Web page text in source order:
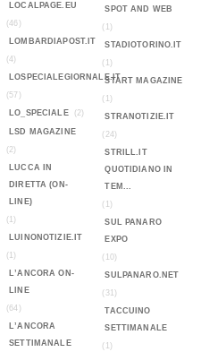
LOCALPAGE.EU
(46)
LOMBARDIAPOST.IT
(4)
LOSPECIALEGIORNALE.IT
(57)
LO_SPECIALE
(2)
LSD MAGAZINE
(2)
LUCCA IN
DIRETTA (ON-
LINE)
(1)
LUINONOTIZIE.IT
(1)
L’ANCORA ON-
LINE
(64)
L’ANCORA
SETTIMANALE
SPOT AND WEB
(1)
STADIOTORINO.IT
(1)
START MAGAZINE
(1)
STRANOTIZIE.IT
(24)
STRILL.IT
QUOTIDIANO IN
TEM...
(1)
SUL PANARO
EXPO
(10)
SULPANARO.NET
(31)
TACCUINO
SETTIMANALE
(1)